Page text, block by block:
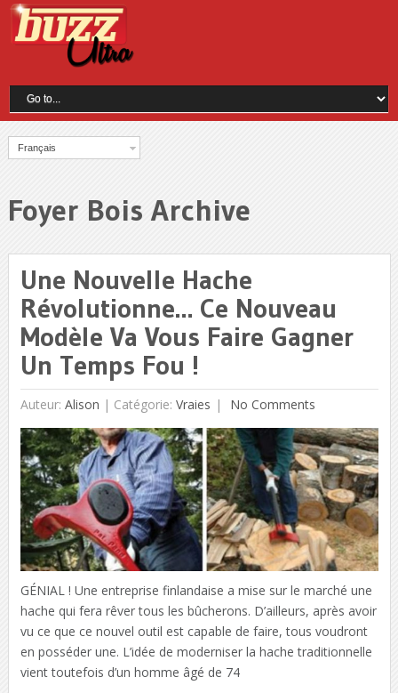
Français
Foyer Bois Archive
Une Nouvelle Hache
Révolutionne… Ce Nouveau
Modèle Va Vous Faire Gagner
Un Temps Fou !
Auteur: Alison | Catégorie: Vraies No Comments
GÉNIAL ! Une entreprise finlandaise a mise sur le marché une
hache qui fera rêver tous les bûcherons. D’ailleurs, après avoir
vu ce que ce nouvel outil est capable de faire, tous voudront
en posséder une. L’idée de moderniser la hache traditionnelle
vient toutefois d’un homme âgé de 74